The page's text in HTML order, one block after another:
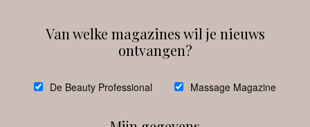
debeautyprofessional
Van welke magazines wil je nieuws
ontvangen?
De Beauty Professional Massage Magazine